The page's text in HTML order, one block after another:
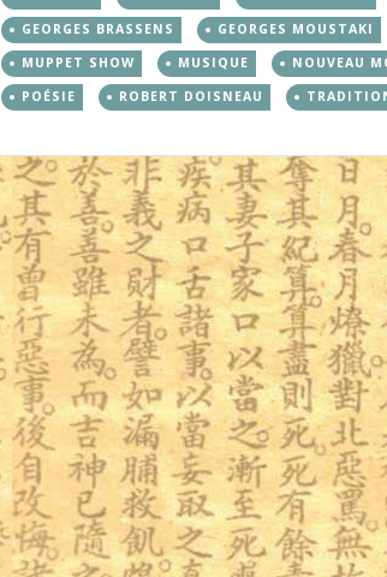
GEORGES BRASSENS
GEORGES MOUSTAKI
MUPPET SHOW
MUSIQUE NOUVEAU
POÉSIE
ROBERT DOISNEAU